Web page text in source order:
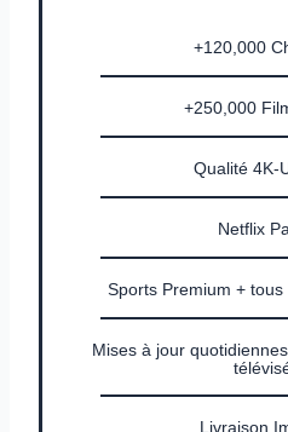
+120,000
+250,000
Qualité 4K-
Netflix
Sports Premium +
Mises à jour
Livraison